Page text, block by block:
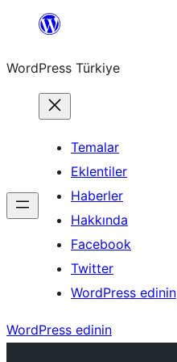
İçeriğe
WordPress Türkiye
Temalar
Eklentiler
Haberler
Hakkında
Facebook
Twitter
WordPress edinin
WordPress edinin